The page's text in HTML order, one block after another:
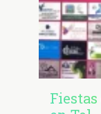
Fiestas